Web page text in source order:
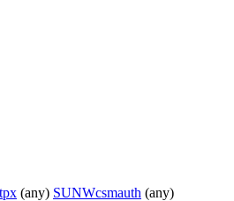
(any) SUNWcsmauth (any)